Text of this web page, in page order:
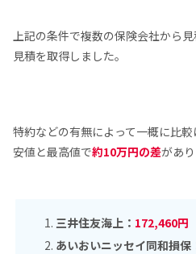
上記の条件で複数の保険会社から
見積を取得しました。
特約などの有無によって一概に比
安値と最高値で約10万円の差があり
三井住友海上： 172,460円
あいおいニッセイ同和損